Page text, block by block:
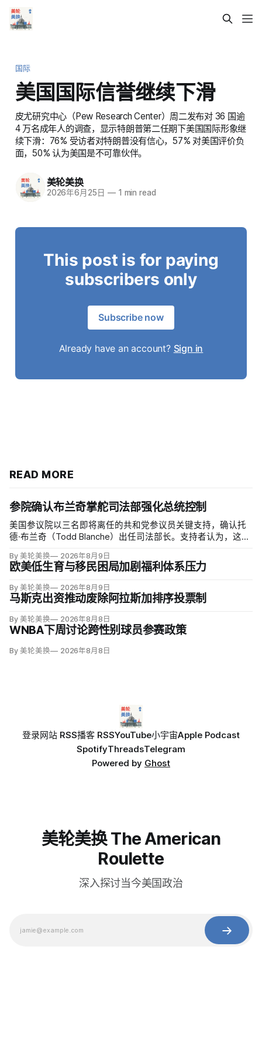
国际
美国国际信誉继续下滑
皮尤研究中心（Pew Research Center）周二发布对 36 国逾
4 万名成年人的调查，显示特朗普第二任期下美国国际形象继
续下滑：76% 受访者对特朗普没有信心，57% 对美国评价负
面，50% 认为美国是不可靠伙伴。
美轮美换
2026年6月25日 —1 min read
This post is for paying
subscribers only
Subscribe now
Already have an account? Sign in
READ MORE
参院确认布兰奇掌舵司法部强化总统控制
美国参议院以三名即将离任的共和党参议员关键支持，确认托
德·布兰奇（Todd Blanche）出任司法部长。支持者认为，这位
冲动；
By 美轮美换 2026年8月9日
欧美低生育与移民困局加剧福利体系压力
By 美轮美换 2026年8月9日
马斯克出资推动废除阿拉斯加排序投票制
By 美轮美换 2026年8月8日
WNBA下周讨论跨性别球员参赛政策
By 美轮美换 2026年8月8日
登录网站 RSS播客 RSSYouTube小宇宙Apple Podcast
SpotifyThreadsTelegram
Powered by Ghost
美轮美换 The American
Roulette
深入探讨当今美国政治